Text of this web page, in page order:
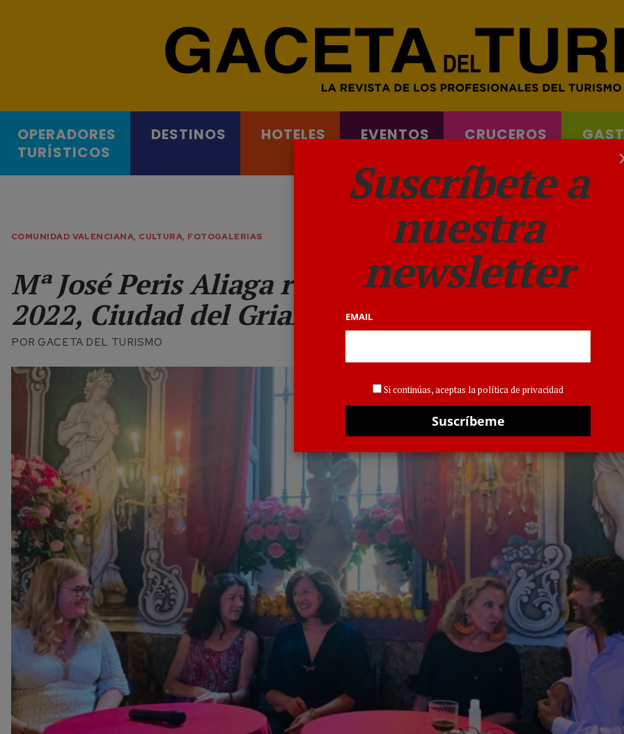
OPERADORES
TURÍSTICOS
DESTINOS HOTELES EVENTOS
CRUCEROS
COMUNIDAD VALENCIANA, CULTURA, FOTOGALERIAS
Mª José Peris Aliaga recibe el premio “Valencia
2022, Ciudad del Grial”
POR GACETA DEL TURISMO
Suscríbete a
nuestra
newsletter
EMAIL
Si continúas, aceptas la política de privacidad